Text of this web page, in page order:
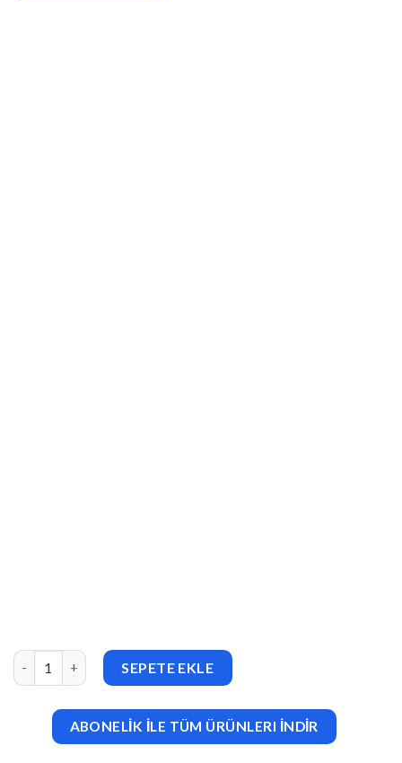
Events Shortcodes & Block Pro For The Events Calendar v4.0.1
SEPETE EKLE
ABONELİK İLE TÜM ÜRÜNLERI İNDİR